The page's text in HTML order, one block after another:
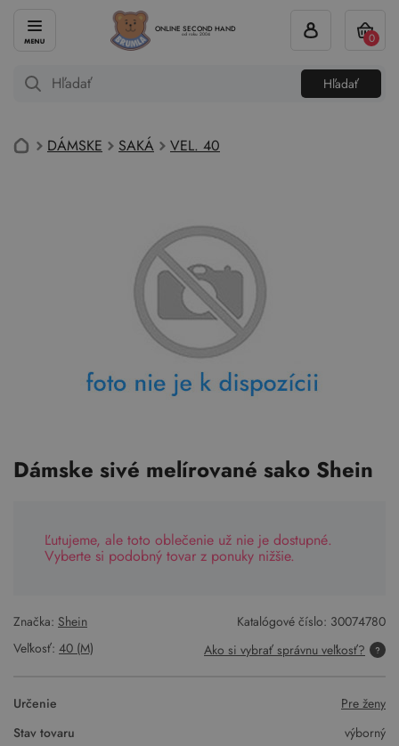
ONLINE SECOND HAND
od roku 2004
Hľadať
0
DÁMSKE SAKÁ VEL. 40
Dámske sivé melírované sako Shein
Ľutujeme, ale toto oblečenie už nie je dostupné.
Vyberte si podobný tovar z ponuky nižšie.
Značka: Shein Katalógové číslo: 30074780
Veľkosť: 40 (M) Ako si vybrať správnu veľkosť?
Určenie
Pre ženy
Stav tovaru
výborný